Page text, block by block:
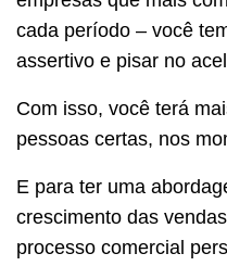
cada período – você
assertivo e pisar no
Com isso, você terá
pessoas certas, nos
E para ter uma
crescimento das
processo comercial